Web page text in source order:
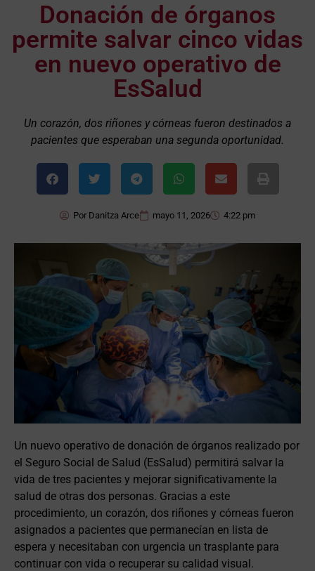
Donación de órganos
permite salvar cinco vidas
en nuevo operativo de
EsSalud
Un corazón, dos riñones y córneas fueron destinados a
pacientes que esperaban una segunda oportunidad.
Por Danitza Arce mayo 11, 2026 4:22 pm
Un nuevo operativo de donación de órganos realizado por
el Seguro Social de Salud (EsSalud) permitirá salvar la
vida de tres pacientes y mejorar significativamente la
salud de otras dos personas. Gracias a este
procedimiento, un corazón, dos riñones y córneas fueron
asignados a pacientes que permanecían en lista de
espera y necesitaban con urgencia un trasplante para
continuar con vida o recuperar su calidad visual.